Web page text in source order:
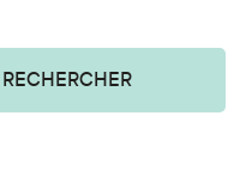
RECHERCHER